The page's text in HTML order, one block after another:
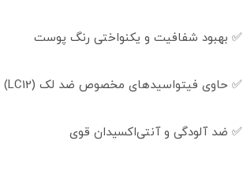
✅ بهبود شفافیت و یکنواختی رنگ پوست
✅ حاوی فیتواسیدهای مخصوص ضد لک (LC12) برای کم‌رنگ کردن لک‌های ناشی از آفتاب
✅ ضد آلودگی و آنتی‌اکسیدان قوی